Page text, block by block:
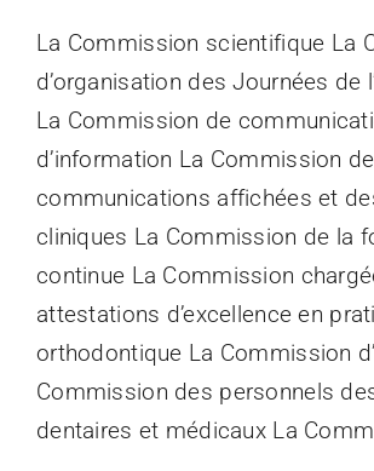
La Commission scientifique La
d’organisation des Journées de
La Commission de
d’information La Commission
communications affichées et
cliniques La Commission de la
continue La Commission
attestations d’excellence en
orthodontique La Commission
Commission des personnels
dentaires et médicaux La